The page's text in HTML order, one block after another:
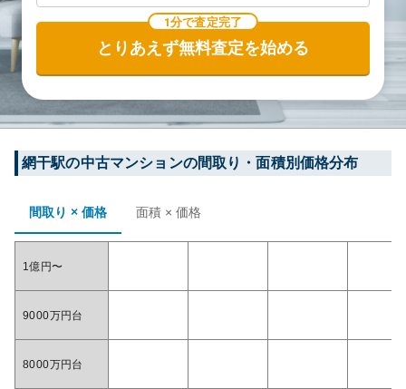
1分で査定完了
とりあえず無料査定を始める
網干駅の中古マンションの間取り・面積別価格分布
間取り × 価格 面積 × 価格
1億円〜
9000万円台
8000万円台